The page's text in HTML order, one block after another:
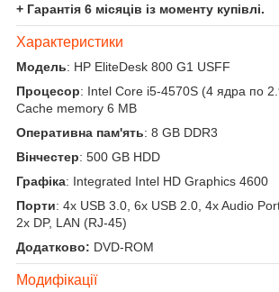
+ Гарантія 6 місяців із моменту купівлі.
Характеристики
Модель: HP EliteDesk 800 G1 USFF
Процесор: Intel Core i5-4570S (4 ядра по
Cache memory 6 MB
Оперативна пам'ять: 8 GB DDR3
Вінчестер: 500 GB HDD
Графіка: Integrated Intel HD Graphics 4600
Порти: 4x USB 3.0, 6x USB 2.0, 4x Audio
2x DP, LAN (RJ-45)
Додатково: DVD-ROM
Модифікації